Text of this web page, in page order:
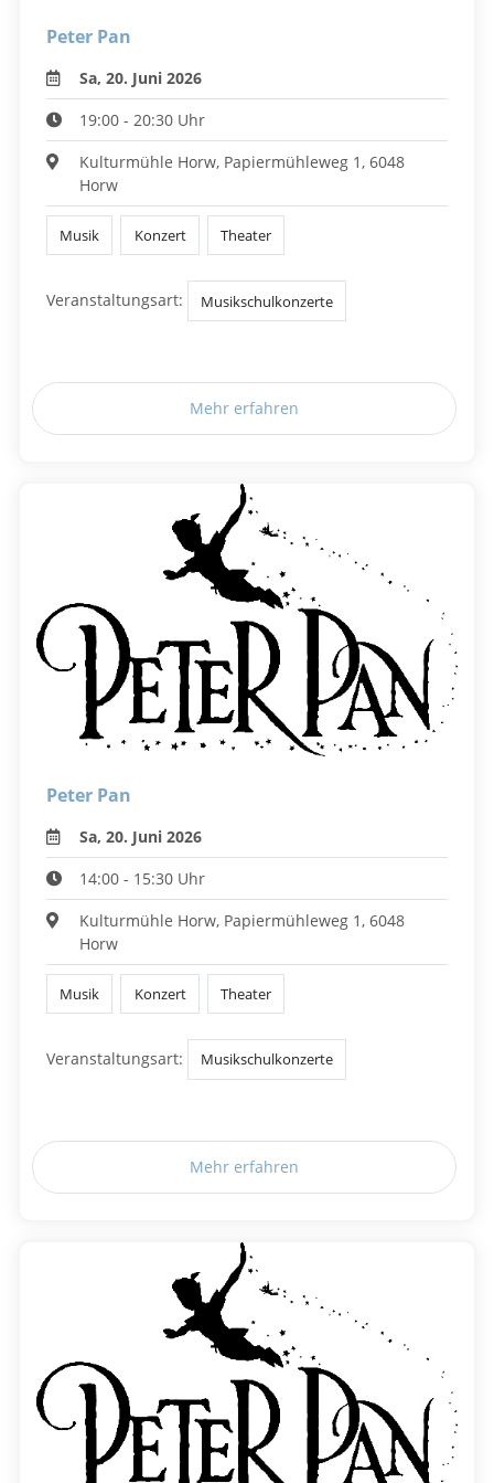
Peter Pan
Sa, 20. Juni 2026
19:00 - 20:30 Uhr
Kulturmühle Horw, Papiermühleweg 1, 6048
Horw
Musik Konzert Theater
Veranstaltungsart: Musikschulkonzerte
Mehr erfahren
Peter Pan
Sa, 20. Juni 2026
14:00 - 15:30 Uhr
Kulturmühle Horw, Papiermühleweg 1, 6048
Horw
Musik Konzert Theater
Veranstaltungsart: Musikschulkonzerte
Mehr erfahren